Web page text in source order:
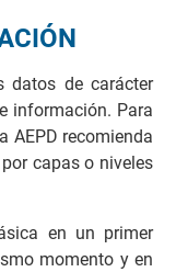
datos de carácter
información. Para
AEPD recomienda
capas o niveles
en un primer
momento y en